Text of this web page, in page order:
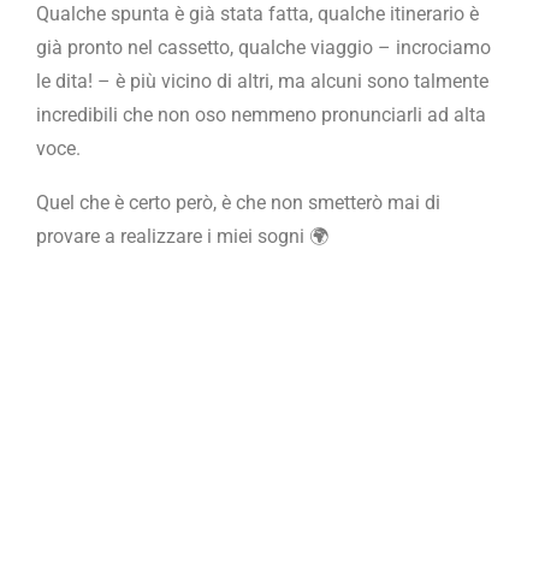
Qualche spunta è già stata fatta, qualche itinerario è
già pronto nel cassetto, qualche viaggio – incrociamo
le dita! – è più vicino di altri, ma alcuni sono talmente
incredibili che non oso nemmeno pronunciarli ad alta
voce.
Quel che è certo però, è che non smetterò mai di
provare a realizzare i miei sogni 🌍